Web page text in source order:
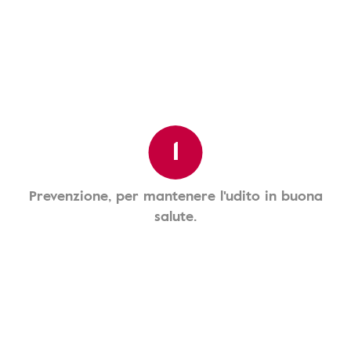
1
Prevenzione, per mantenere l'udito in buona
salute.